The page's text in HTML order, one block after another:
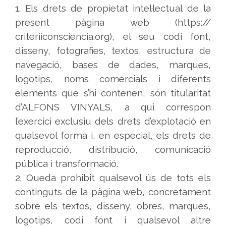
1. Els drets de propietat intel·lectual de la
present pàgina web (https://
criteriiconsciencia.org), el seu codi font,
disseny, fotografies, textos, estructura de
navegació, bases de dades, marques,
logotips, noms comercials i diferents
elements que s’hi contenen, són titularitat
d’ALFONS VINYALS, a qui correspon
l’exercici exclusiu dels drets d’explotació en
qualsevol forma i, en especial, els drets de
reproducció, distribució, comunicació
pública i transformació.
2. Queda prohibit qualsevol ús de tots els
continguts de la pàgina web, concretament
sobre els textos, disseny, obres, marques,
logotips, codi font i qualsevol altre